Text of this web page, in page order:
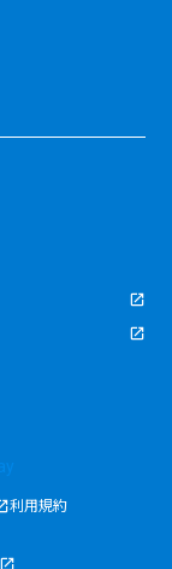
利用規約